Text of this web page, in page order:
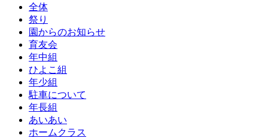
全体
祭り
園からのお知らせ
育友会
年中組
ひよこ組
年少組
駐車について
年長組
あいあい
ホームクラス